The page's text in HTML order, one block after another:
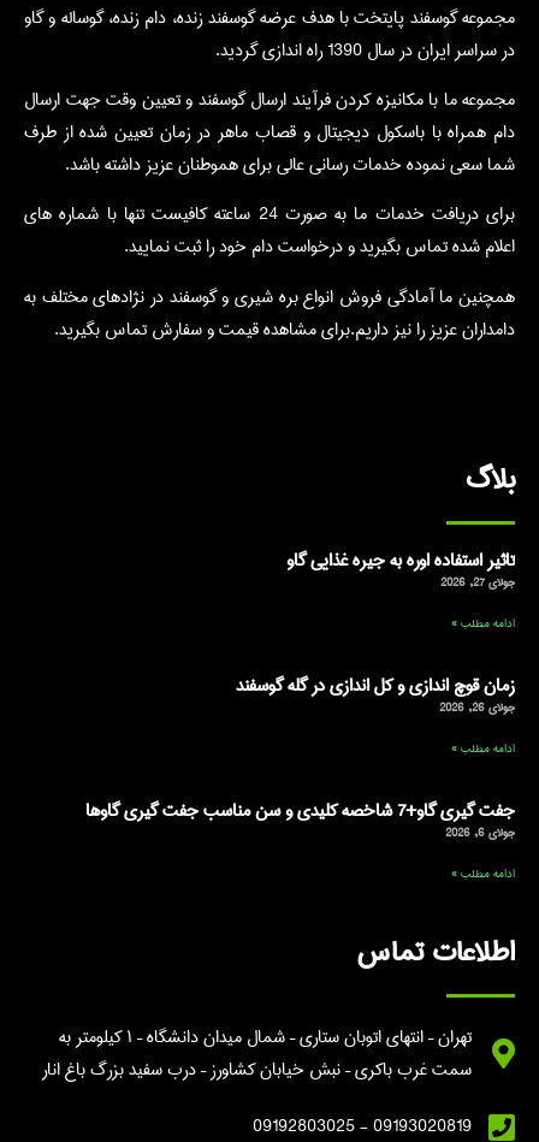
مجموعه گوسفند پایتخت با هدف عرضه گوسفند زنده، دام زنده، گوساله و گاو
در سراسر ایران در سال 1390 راه اندازی گردید.
مجموعه ما با مکانیزه کردن فرآیند ارسال گوسفند و تعیین وقت جهت ارسال
دام همراه با باسکول دیجیتال و قصاب ماهر در زمان تعیین شده از طرف
شما سعی نموده خدمات رسانی عالی برای هموطنان عزیز داشته باشد.
برای دریافت خدمات ما به صورت 24 ساعته کافیست تنها با شماره های
اعلام شده تماس بگیرید و درخواست دام خود را ثبت نمایید.
همچنین ما آمادگی فروش انواع بره شیری و گوسفند در نژادهای مختلف به
دامداران عزیز را نیز داریم.برای مشاهده قیمت و سفارش تماس بگیرید.
بلاگ
تاثیر استفاده اوره به جیره غذایی گاو
جولای 27, 2026
ادامه مطلب »
زمان قوچ اندازی و کل اندازی در گله گوسفند
جولای 26, 2026
ادامه مطلب »
جفت گیری گاو+7 شاخصه کلیدی و سن مناسب جفت گیری گاوها
جولای 6, 2026
ادامه مطلب »
اطلاعات تماس
تهران – انتهای اتوبان ستاری – شمال میدان دانشگاه – ۱ کیلومتر به
سمت غرب باکری – نبش خیابان کشاورز – درب سفید بزرگ باغ انار
09193020819 - 09192803025